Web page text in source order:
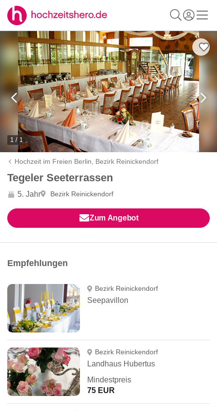
1 / 1
Hochzeit im Freien Berlin, Bezirk Reinickendorf
Tegeler Seeterrassen
5. Jahr Bezirk Reinickendorf
Zum Angebot
Empfehlungen
Bezirk Reinickendorf
Seepavillon
Bezirk Reinickendorf
Landhaus Hubertus
Mindestpreis
75 EUR